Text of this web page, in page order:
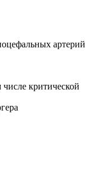
артерий
критической